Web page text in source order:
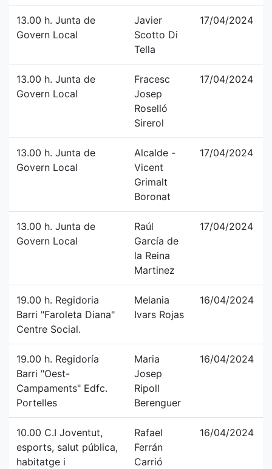
13.00 h. Junta de
Govern Local
Javier
Scotto Di
Tella
17/04/2024
13.00 h. Junta de
Govern Local
Fracesc
Josep
Roselló
Sirerol
17/04/2024
13.00 h. Junta de
Govern Local
Alcalde -
Vicent
Grimalt
Boronat
17/04/2024
13.00 h. Junta de
Govern Local
Raúl
García de
la Reina
Martinez
17/04/2024
19.00 h. Regidoria
Barri "Faroleta Diana"
Centre Social.
Melania
Ivars Rojas
16/04/2024
19.00 h. Regidoría
Barri "Oest-
Campaments" Edfc.
Portelles
Maria
Josep
Ripoll
Berenguer
16/04/2024
10.00 C.I Joventut,
esports, salut pública,
habitatge i
Rafael
Ferrán
Carrió
16/04/2024